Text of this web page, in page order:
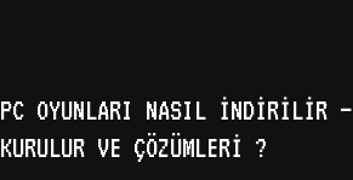
PC OYUNLARI NASIL İNDIRILIR –
KURULUR VE ÇÖZÜMLERI ?